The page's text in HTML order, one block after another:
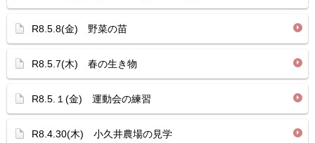
R8.5.8(金) 野菜の苗
R8.5.7(木) 春の生き物
R8.5.１(金) 運動会の練習
R8.4.30(木) 小久井農場の見学